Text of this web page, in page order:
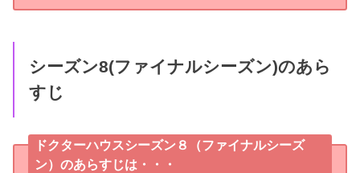
シーズン8(ファイナルシーズン)のあら
すじ
ドクターハウスシーズン８（ファイナルシーズ
ン）のあらすじは・・・